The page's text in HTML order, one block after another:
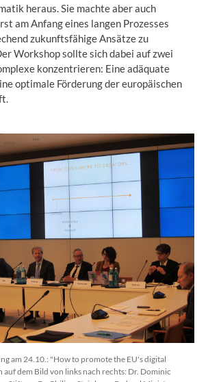
heraus. Sie machte aber auch
am Anfang eines langen Prozesses
zukunftsfähige Ansätze zu
Workshop sollte sich dabei auf zwei
konzentrieren: Eine adäquate
optimale Förderung der europäischen
am 24.10.: "How to promote the EU's digital
auf dem Bild von links nach rechts: Dr. Dominic